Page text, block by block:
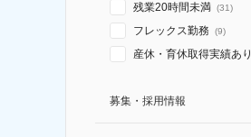
残業20時間未満 (31)
フレックス勤務 (9)
産休・育休取得実績あり
募集・採用情報